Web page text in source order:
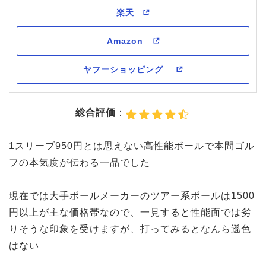
総合評価 ：
1スリーブ950円とは思えない高性能ボールで本間ゴル
フの本気度が伝わる一品でした
現在では大手ボールメーカーのツアー系ボールは1500
円以上が主な価格帯なので、一見すると性能面では劣
りそうな印象を受けますが、打ってみるとなんら遜色
はない